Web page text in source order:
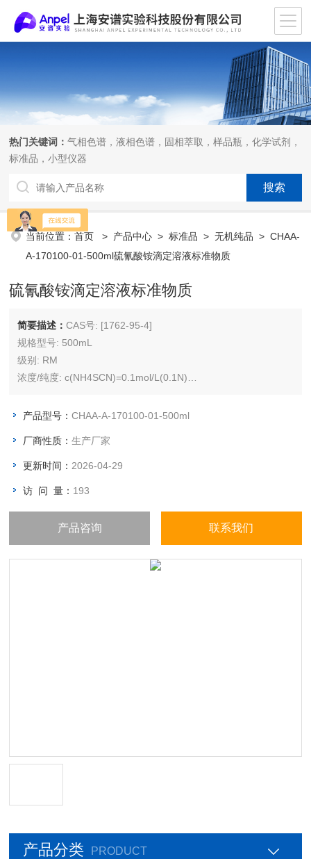
热门关键词：气相色谱，液相色谱，固相萃取，样品瓶，化学试剂，
标准品，小型仪器
当前位置：首页 > 产品中心 >标准品 >无机纯品 > CHAA-
A-170100-01-500ml硫氰酸铵滴定溶液标准物质
硫氰酸铵滴定溶液标准物质
简要描述：CAS号: [1762-95-4]
规格型号: 500mL
级别: RM
浓度/纯度: c(NH4SCN)=0.1mol/L(0.1N)
产品型号：CHAA-A-170100-01-500ml
厂商性质：生产厂家
更新时间： 2026-04-29
访 问 量： 193
产品咨询 联系我们
产品分类 PRODUCT